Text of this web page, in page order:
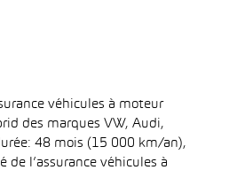
véhicules à moteur
des marques VW, Audi,
48 mois (15 000 km/an),
de l’assurance véhicules à